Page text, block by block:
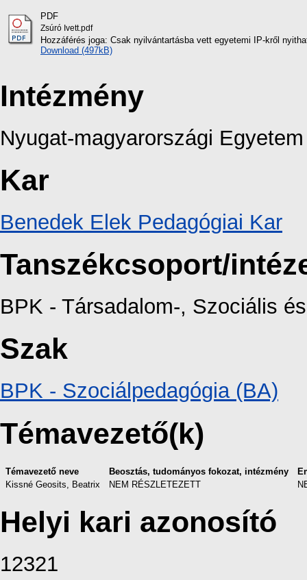
PDF
Zsúró Ivett.pdf
Hozzáférés joga: Csak nyilvántartásba vett egyetemi IP-kről
Download (497kB)
Intézmény
Nyugat-magyarországi Egyetem
Kar
Benedek Elek Pedagógiai Kar
Tanszékcsoport/
BPK - Társadalom-, Szociális
Szak
BPK - Szociálpedagógia (BA)
Témavezető(k)
Témavezető neve Beosztás, tudományos fokozat, intézmény
Kissné Geosits, Beatrix
NEM RÉSZLETEZETT
Helyi kari azonosító
12321